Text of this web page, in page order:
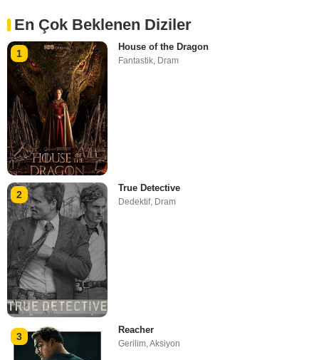
En Çok Beklenen Diziler
1
House of the Dragon
Fantastik, Dram
2
True Detective
Dedektif, Dram
3
Reacher
Gerilim ,Aksiyon